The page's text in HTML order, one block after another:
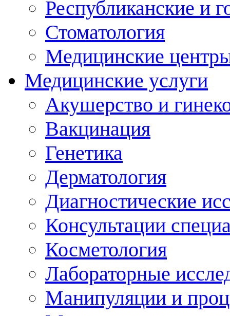
Республиканские и
Стоматология
Медицинские
Медицинские услуги
Акушерство и
Вакцинация
Генетика
Дерматология
Диагностические
Консультации
Косметология
Лабораторные
Манипуляции и